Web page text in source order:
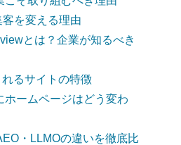
を変える理由
とは？企業が知るべき
るサイトの特徴
ホームページはどう変わ
・LLMOの違いを徹底比